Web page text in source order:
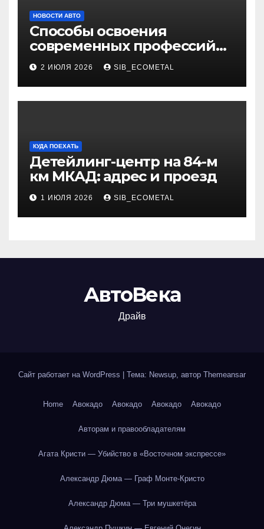
НОВОСТИ АВТО
Способы освоения
современных профессий
через онлайн-курсы
2 ИЮЛЯ 2026 SIB_ECOMETAL
КУДА ПОЕХАТЬ
Детейлинг-центр на 84-м
км МКАД: адрес и проезд
1 ИЮЛЯ 2026 SIB_ECOMETAL
АвтоВека
Драйв
Сайт работает на WordPress Тема: Newsup, автор Themeansar
Home Авокадо Авокадо Авокадо Авокадо
Авторам и правообладателям
Агата Кристи — Убийство в «Восточном экспрессе»
Александр Дюма — Граф Монте-Кристо
Александр Дюма — Три мушкетёра